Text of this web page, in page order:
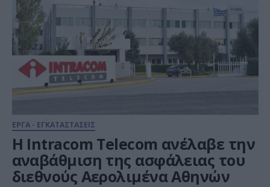
ΕΡΓΑ - ΕΓΚΑΤΑΣΤΑΣΕΙΣ
H Intracom Telecom ανέλαβε την
αναβάθμιση της ασφάλειας του
διεθνούς Αερολιμένα Αθηνών